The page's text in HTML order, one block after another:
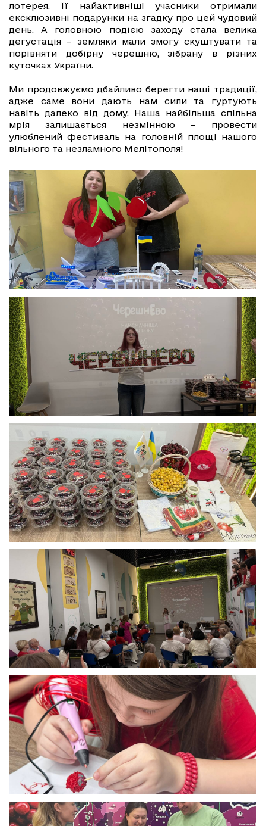
лотерея. Її найактивніші учасники отримали
ексклюзивні подарунки на згадку про цей чудовий
день. А головною подією заходу стала велика
дегустація – земляки мали змогу скуштувати та
порівняти добірну черешню, зібрану в різних
куточках України.
Ми продовжуємо дбайливо берегти наші традиції,
адже саме вони дають нам сили та гуртують
навіть далеко від дому. Наша найбільша спільна
мрія залишається незмінною – провести
улюблений фестиваль на головній площі нашого
вільного та незламного Мелітополя!